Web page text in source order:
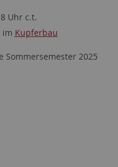
Uhr c.t.
im Kupferbau
Sommersemester 2025